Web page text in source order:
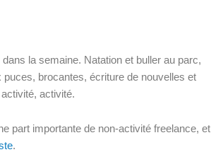
la semaine. Natation et buller au parc,
brocantes, écriture de nouvelles et
activité.
part importante de non-activité freelance, et
.